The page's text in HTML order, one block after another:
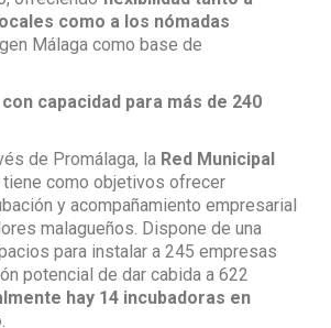
como a los nómadas
Málaga como base de
capacidad para más de 240
de Promálaga, la Red Municipal
tiene como objetivos ofrecer
y acompañamiento empresarial
malagueños. Dispone de una
para instalar a 245 empresas
potencial de dar cabida a 622
hay 14 incubadoras en